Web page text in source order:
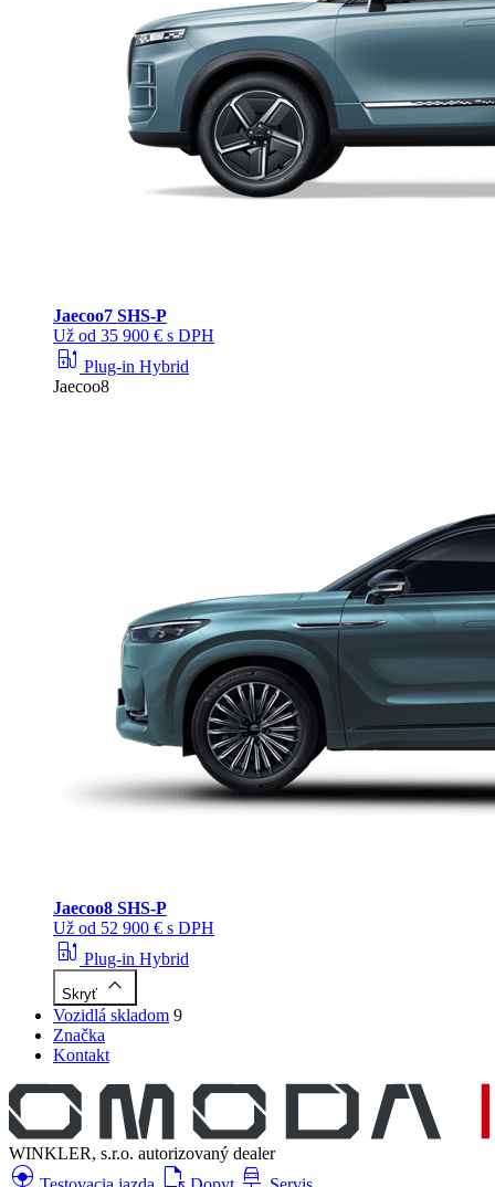
Jaecoo7 SHS-P
Už od 35 900 € s DPH
ev_station Plug-in Hybrid
Jaecoo8
Jaecoo8 SHS-P
Už od 52 900 € s DPH
ev_station Plug-in Hybrid
Skryť keyboard_arrow_up
Vozidlá skladom 9
Značka
Kontakt
WINKLER, s.r.o. autorizovaný dealer
search_hands_free file_open car_repair